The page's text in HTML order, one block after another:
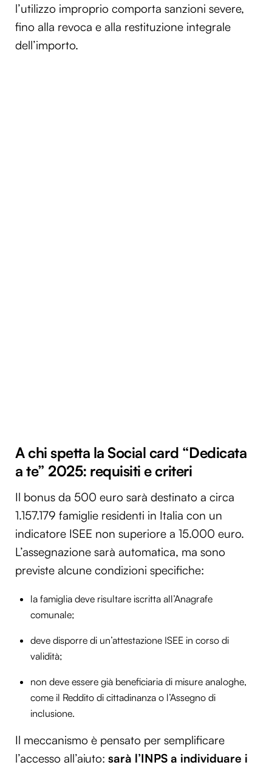
l’utilizzo improprio comporta sanzioni severe,
fino alla revoca e alla restituzione integrale
dell’importo.
A chi spetta la Social card “Dedicata
a te” 2025: requisiti e criteri
Il bonus da 500 euro sarà destinato a circa
1.157.179 famiglie residenti in Italia con un
indicatore ISEE non superiore a 15.000 euro.
L’assegnazione sarà automatica, ma sono
previste alcune condizioni specifiche:
la famiglia deve risultare iscritta all’Anagrafe
comunale;
deve disporre di un’attestazione ISEE in corso di
validità;
non deve essere già beneficiaria di misure analoghe,
come il Reddito di cittadinanza o l’Assegno di
inclusione.
Il meccanismo è pensato per semplificare
l’accesso all’aiuto: sarà l’INPS a individuare i